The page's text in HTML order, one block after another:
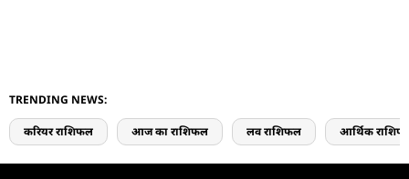
TRENDING NEWS:
करियर राशिफल आज का राशिफल लव राशिफल आर्थिक